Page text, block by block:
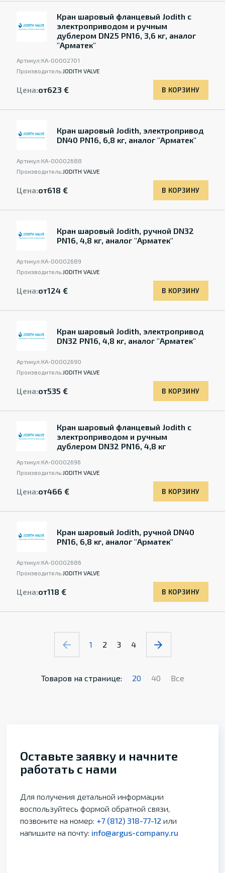
Кран шаровый фланцевый Jodith с
электроприводом и ручным
дублером DN25 PN16, 3,6 кг, аналог
"Арматек"
Артикул:КА-00002701
Производитель:JODITH VALVE
Цена:от623 € В КОРЗИНУ
Кран шаровый Jodith, электропривод
DN40 PN16, 6,8 кг, аналог "Арматек"
Артикул:КА-00002688
Производитель:JODITH VALVE
Цена:от618 € В КОРЗИНУ
Кран шаровый Jodith, ручной DN32
PN16, 4,8 кг, аналог "Арматек"
Артикул:КА-00002689
Производитель:JODITH VALVE
Цена:от124 € В КОРЗИНУ
Кран шаровый Jodith, электропривод
DN32 PN16, 4,8 кг, аналог "Арматек"
Артикул:КА-00002690
Производитель:JODITH VALVE
Цена:от535 € В КОРЗИНУ
Кран шаровый фланцевый Jodith с
электроприводом и ручным
дублером DN32 PN16, 4,8 кг
Артикул:КА-00002696
Производитель:JODITH VALVE
Цена:от466 € В КОРЗИНУ
Кран шаровый Jodith, ручной DN40
PN16, 6,8 кг, аналог "Арматек"
Артикул:КА-00002686
Производитель:JODITH VALVE
Цена:от118 € В КОРЗИНУ
1 2 3 4
Товаров на странице: 20 40 Все
Оставьте заявку и начните
работать с нами
Для получения детальной информации
воспользуйтесь формой обратной связи,
позвоните на номер: +7 (812) 318-77-12 или
напишите на почту: info@argus-company.ru